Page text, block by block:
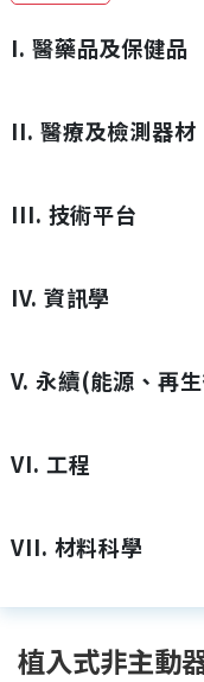
I. 醫藥品及保健品
II. 醫療及檢測器材
III. 技術平台
IV. 資訊學
V. 永續(能源、再
VI. 工程
VII. 材料科學
植入式非主動